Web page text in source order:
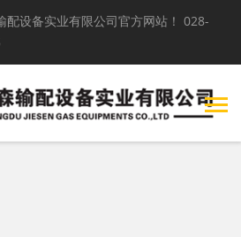
设备实业有限公司官方网站！ 028-